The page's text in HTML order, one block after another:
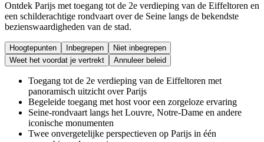
Ontdek Parijs met toegang tot de 2e verdieping van de Eiffeltoren en
een schilderachtige rondvaart over de Seine langs de bekendste
bezienswaardigheden van de stad.
Hoogtepunten Inbegrepen
Niet inbegrepen
Weet het voordat je vertrekt
Annuleer beleid
Toegang tot de 2e verdieping van de Eiffeltoren met
panoramisch uitzicht over Parijs
Begeleide toegang met host voor een zorgeloze ervaring
Seine-rondvaart langs het Louvre, Notre-Dame en andere
iconische monumenten
Twee onvergetelijke perspectieven op Parijs in één